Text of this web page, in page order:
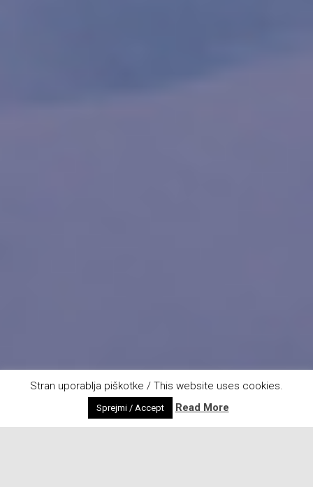
Letošnja zima v sliki :)
Stran uporablja piškotke / This website uses cookies.
Sprejmi / Accept Read More